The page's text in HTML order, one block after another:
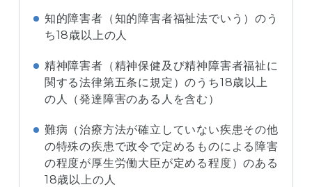
知的障害者（知的障害者福祉法でいう）のう
ち18歳以上の人
精神障害者（精神保健及び精神障害者福祉に
関する法律第五条に規定）のうち18歳以上
の人（発達障害のある人を含む）
難病（治療方法が確立していない疾患その他
の特殊の疾患で政令で定めるものによる障害
の程度が厚生労働大臣が定める程度）のある
18歳以上の人